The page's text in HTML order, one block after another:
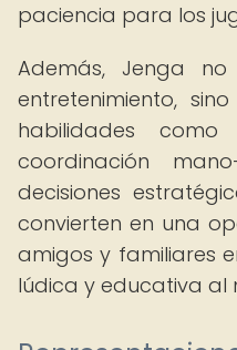
paciencia para los
Además, Jenga
entretenimiento,
habilidades
coordinación
decisiones
convierten en una
amigos y familiares
lúdica y educativa al